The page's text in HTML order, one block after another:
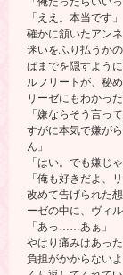
「ええ。本当です」
確かに頷いたアン
迷いをふり払うか
ばまでを隠すよう
ルフリートが、秘
リーゼにもわかった
「嫌ならそう言っ
すがに本気で嫌が
ん」
「はい。でも嫌じ
「俺も好きだよ、リ
改めて告げられた
ーゼの中に、ヴィ
「あっ……あぁ」
やはり痛みはあっ
負担がかからない